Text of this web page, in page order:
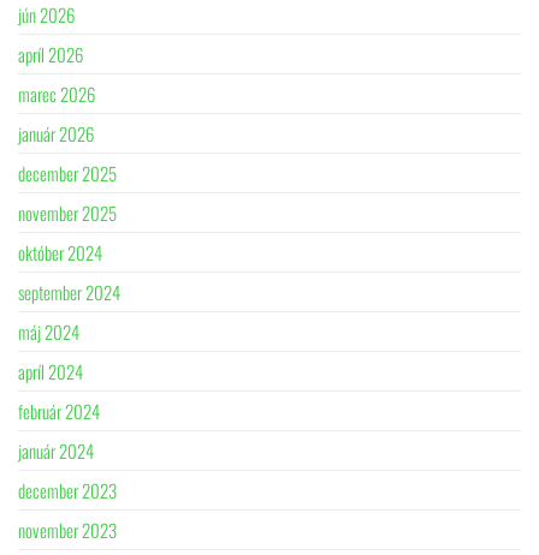
jún 2026
apríl 2026
marec 2026
január 2026
december 2025
november 2025
október 2024
september 2024
máj 2024
apríl 2024
február 2024
január 2024
december 2023
november 2023